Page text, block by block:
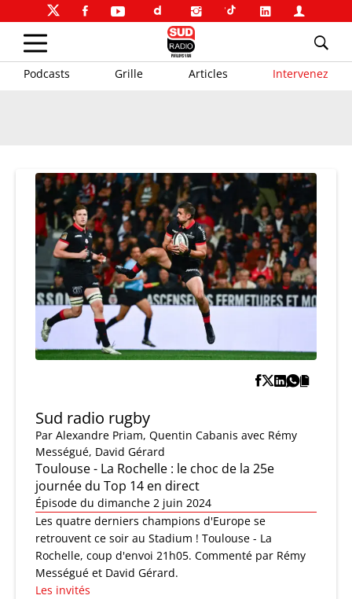
Podcasts Grille Articles Intervenez
Sud radio rugby
Par Alexandre Priam, Quentin Cabanis avec Rémy
Mességué, David Gérard
Toulouse - La Rochelle : le choc de la 25e
journée du Top 14 en direct
Épisode du dimanche 2 juin 2024
Les quatre derniers champions d'Europe se
retrouvent ce soir au Stadium ! Toulouse - La
Rochelle, coup d'envoi 21h05. Commenté par Rémy
Mességué et David Gérard.
Les invités